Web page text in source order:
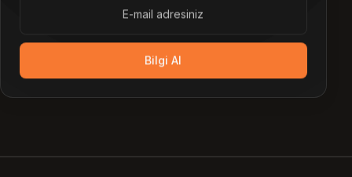
Bilgi Al